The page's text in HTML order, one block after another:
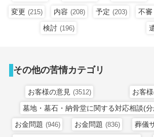
変更 (215) 内容 (208) 予定 (203) 不審
検討 (196)
その他の苦情カテゴリ
お客様の意見 (3512) お客
墓地・墓石・納骨堂に関する対応相談(
お金問題 (946) お金問題 (836) 葬儀